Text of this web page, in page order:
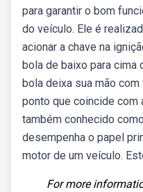
para garantir o bom
do veículo. Ele é
acionar a chave na
bola de baixo para cima
bola deixa sua mão
ponto que coincide com
também conhecido
desempenha o papel
motor de um veículo.
For more